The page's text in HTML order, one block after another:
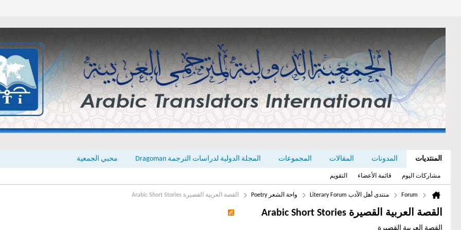
المنتديات المدونات المقالات المجموعات المجلة الدولية لدراسات الترجمة Dragoman محبي الجمعية
مشاركات اليوم قائمة الأعضاء التقويم
Forum منتدى أهل الأدب Literary Forum واحة الشعر Poetry القصة العربية القصيرة Arabic Short Stories
القصة العربية القصيرة Arabic Short Stories
القصة العربية القصيرة